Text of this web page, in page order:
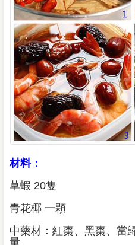
材料：
草蝦 20隻
青花椰 一顆
中藥材：紅棗、黑棗、當
量